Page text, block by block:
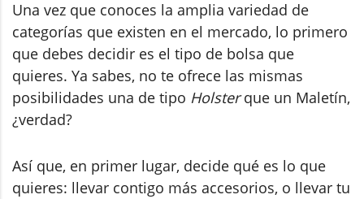
Una vez que conoces la amplia variedad de
categorías que existen en el mercado, lo primero
que debes decidir es el tipo de bolsa que
quieres. Ya sabes, no te ofrece las mismas
posibilidades una de tipo Holsterque un Maletín,
¿verdad?
Así que, en primer lugar, decide qué es lo que
quieres: llevar contigo más accesorios, o llevar tu